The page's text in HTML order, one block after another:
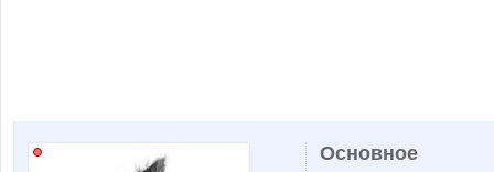
Основное